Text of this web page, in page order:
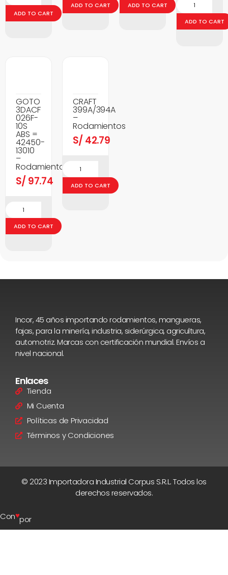
ADD TO CART
ADD TO CART ADD TO CART
ADD TO CART
GOTO
3DACF
026F-
10S
ABS =
42450-
13010
–
Rodamientos
S/ 97.74
ADD TO CART
CRAFT
399A/394A
–
Rodamientos
S/ 42.79
ADD TO CART
Incor, 45 años importando rodamientos, mangueras,
fajas, para la minería, industria, siderúrgica, agricultura,
automotriz. Marcas con certificación mundial. Envíos a
nivel nacional.
Enlaces
Tienda
Mi Cuenta
Políticas de Privacidad
Términos y Condiciones
© 2023 Importadora Industrial Corpus S.R.L. Todos los
derechos reservados.
Con♥por